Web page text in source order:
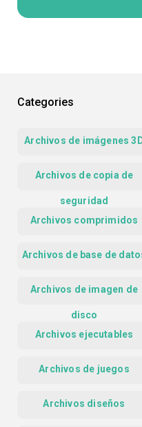
Categories
Archivos de imágenes
Archivos de copia de
seguridad
Archivos comprimidos
Archivos de base de
Archivos de imagen de
disco
Archivos ejecutables
Archivos de juegos
Archivos diseños